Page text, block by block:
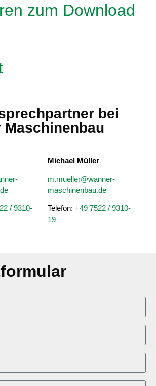
zum Download
bei
Maschinenbau
/ 9310-
Michael Müller
m.mueller@wanner-
maschinenbau.de
Telefon: +49 7522 / 9310-
19